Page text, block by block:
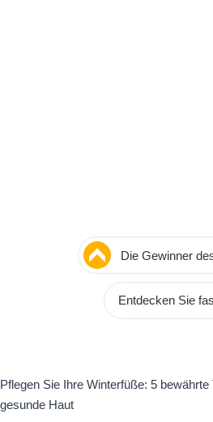
Die Gewinner
Filmfestspielen
Entdecken Sie
Pflegen Sie Ihre Winterfüße: 5 bewährte
gesunde Haut